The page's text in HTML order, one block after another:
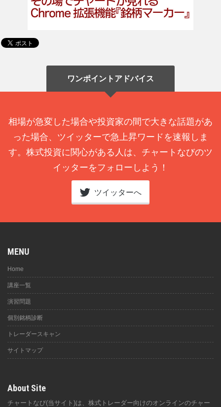
ワンポイントアドバイス
相場が急変した場合や投資家の間で大きな話題があ
った場合、ツイッターで急上昇ワードを速報しま
す。株式投資に関心がある人は、チャートなびのツ
イッターをフォローしよう！
ツイッターへ
MENU
Home
講座一覧
演習問題
個別銘柄診断
トレーダースキャン
サイトマップ
About Site
チャートなび(当サイト)は、株式トレーダー向けのオンラインのチャー